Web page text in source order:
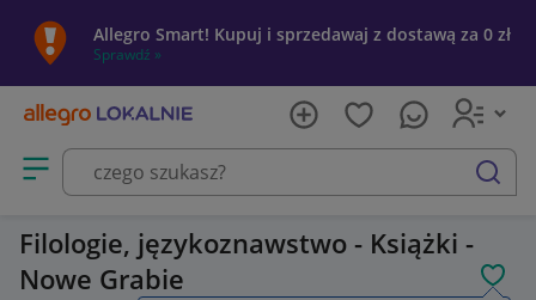
Allegro Smart! Kupuj i sprzedawaj z dostawą za 0 zł
Sprawdź »
Otwórz menu z kategoriami
szukaj
Filologie, językoznawstwo - Książki -
Nowe Grabie